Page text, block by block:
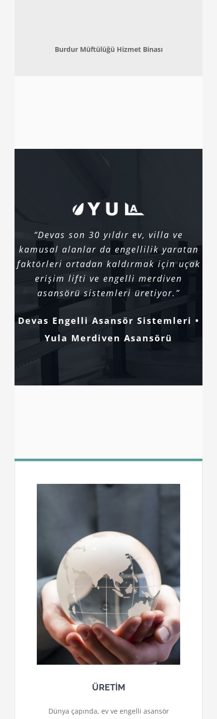
Burdur Müftülüğü Hizmet Binası
“Devas son 30 yıldır ev, villa ve
kamusal alanlar da engellilik yaratan
faktörleri ortadan kaldırmak için uçak
erişim lifti ve engelli merdiven
asansörü sistemleri üretiyor.”
Devas Engelli Asansör Sistemleri •
Yula Merdiven Asansörü
ÜRETİM
Dünya çapında, ev ve engelli asansör